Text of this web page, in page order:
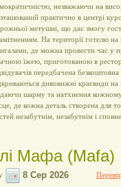
незважаючи на
практично в центрі
метушні, що дає змогу
На території готелю на
де можна провести час у
їжею, приготованою в
передбачена
дивовижні краєвиди
шарму та натхнення
де кожна деталь створена для
незабутнім, незабутнім і
Мафа (Mafa)